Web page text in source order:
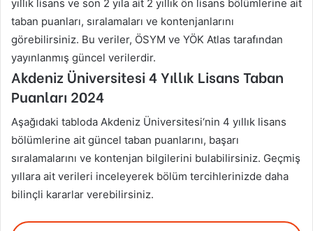
yıllık lisans ve son 2 yıla ait 2 yıllık ön lisans bölümlerine ait
taban puanları, sıralamaları ve kontenjanlarını
görebilirsiniz. Bu veriler, ÖSYM ve YÖK Atlas tarafından
yayınlanmış güncel verilerdir.
Akdeniz Üniversitesi 4 Yıllık Lisans Taban
Puanları 2024
Aşağıdaki tabloda Akdeniz Üniversitesi‘nin 4 yıllık lisans
bölümlerine ait güncel taban puanlarını, başarı
sıralamalarını ve kontenjan bilgilerini bulabilirsiniz. Geçmiş
yıllara ait verileri inceleyerek bölüm tercihlerinizde daha
bilinçli kararlar verebilirsiniz.